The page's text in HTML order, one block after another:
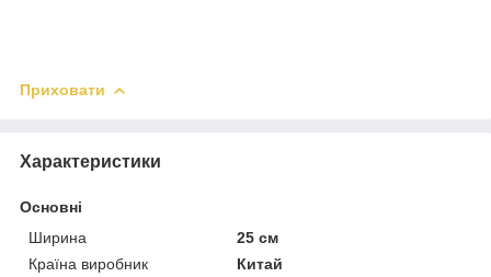
Приховати
Характеристики
Основні
Ширина
25 см
Країна виробник
Китай